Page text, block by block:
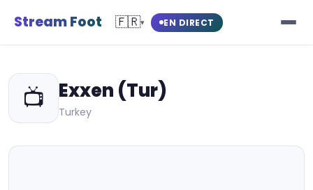
Stream Foot 🇫🇷▾ EN DIRECT
📺 Exxen (Tur)
Turkey